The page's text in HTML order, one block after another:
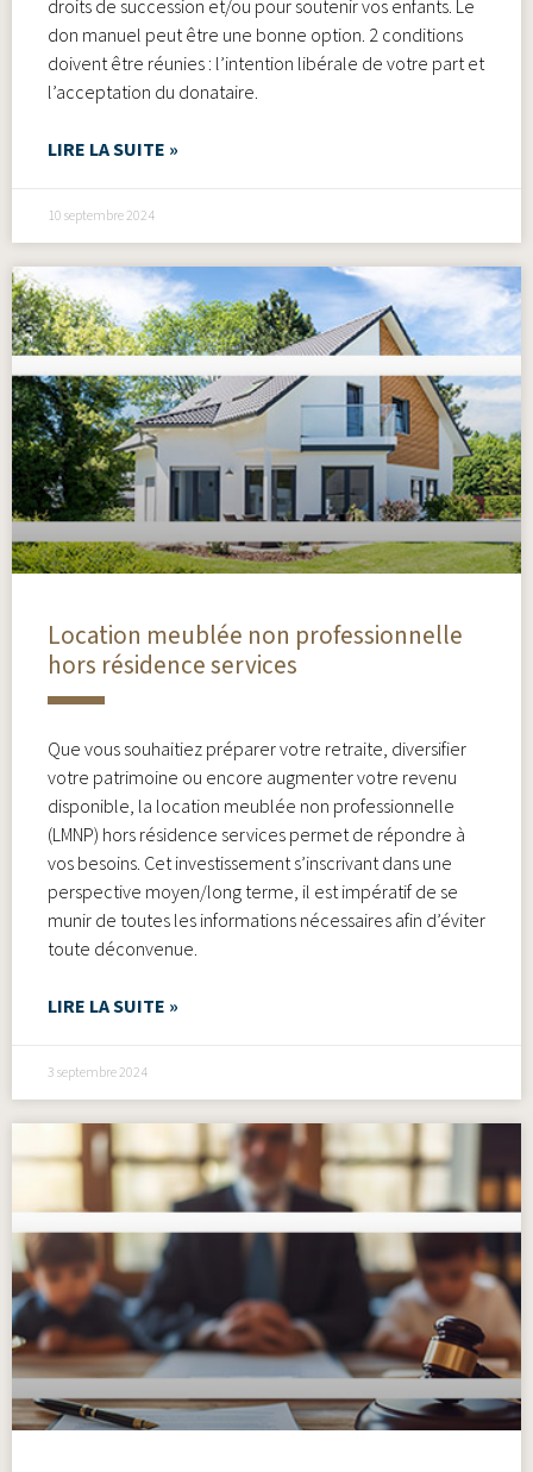
droits de succession et/ou pour soutenir vos enfants. Le
don manuel peut être une bonne option. 2 conditions
doivent être réunies : l’intention libérale de votre part et
l’acceptation du donataire.
LIRE LA SUITE »
10 septembre 2024
Location meublée non professionnelle
hors résidence services
Que vous souhaitiez préparer votre retraite, diversifier
votre patrimoine ou encore augmenter votre revenu
disponible, la location meublée non professionnelle
(LMNP) hors résidence services permet de répondre à
vos besoins. Cet investissement s’inscrivant dans une
perspective moyen/long terme, il est impératif de se
munir de toutes les informations nécessaires afin d’éviter
toute déconvenue.
LIRE LA SUITE »
3 septembre 2024